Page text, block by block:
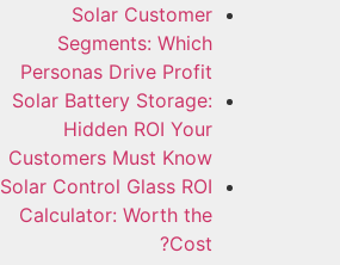
Solar Customer
Segments: Which
Personas Drive Profit
Solar Battery Storage:
Hidden ROI Your
Customers Must Know
Solar Control Glass ROI
Calculator: Worth the
Cost?